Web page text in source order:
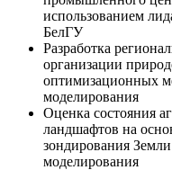
использованием
БелГУ
Разработка
организации
оптимизационных
моделирования
Оценка состояния
ландшафтов на
зондирования
моделирования